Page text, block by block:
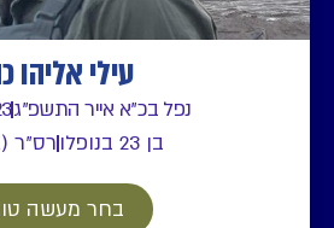
עילי אליהו
נפל בכ"א אייר התשפ"ג
בן 23 בנופלו
רס"ר
בחר מעשה